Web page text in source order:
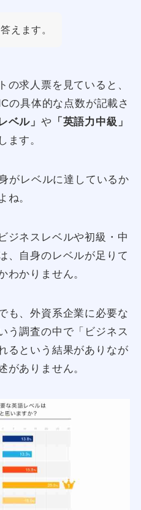
えます。
の求人票を見ていると、
の具体的な点数が記載さ
ベル」や 「英語力中級」
ます。
がレベルに達しているか
ね。
ジネスレベルや初級・中
、自身のレベルが足りて
わかりません。
も、外資系企業に必要な
う調査の中で「ビジネス
るという結果がありなが
がありません。